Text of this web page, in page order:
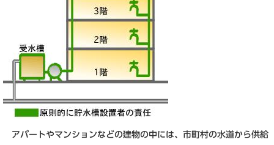
アパートやマンションなどの建物の中には、市町村の水道から供給